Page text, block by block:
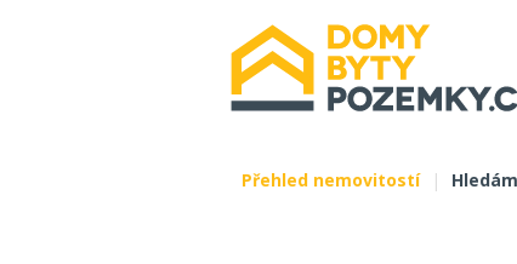
Přehled nemovitostí |